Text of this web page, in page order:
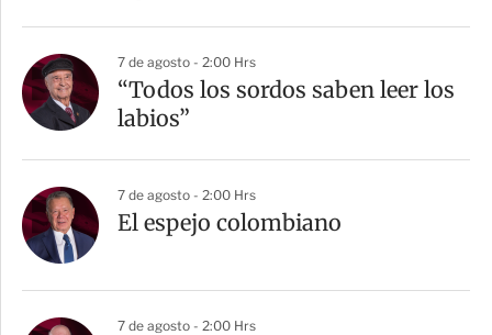
7 de agosto - 2:00 Hrs
“Todos los sordos saben leer los
labios”
7 de agosto - 2:00 Hrs
El espejo colombiano
7 de agosto - 2:00 Hrs